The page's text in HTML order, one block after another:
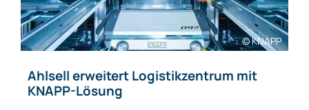
© KNAPP
Ahlsell erweitert Logistikzentrum mit
KNAPP-Lösung